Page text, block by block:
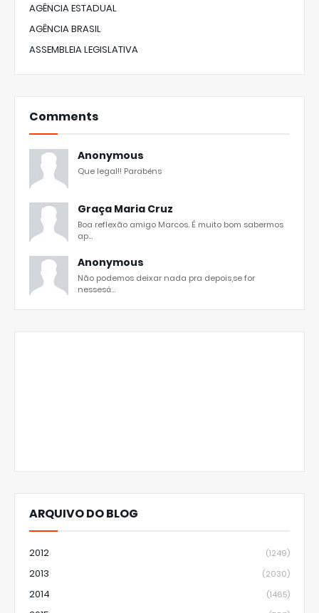
AGÊNCIA ESTADUAL
AGÊNCIA BRASIL
ASSEMBLEIA LEGISLATIVA
Comments
Anonymous
Que legal!! Parabéns
Graça Maria Cruz
Boa reflexão amigo Marcos. É muito bom sabermos
ap...
Anonymous
Não podemos deixar nada pra depois,se for
nessesá...
ARQUIVO DO BLOG
2012 (1249)
2013 (2030)
2014 (1465)